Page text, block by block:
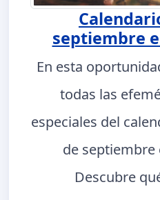
septiembre
En esta
todas las
especiales del
de septiembre
Descubre